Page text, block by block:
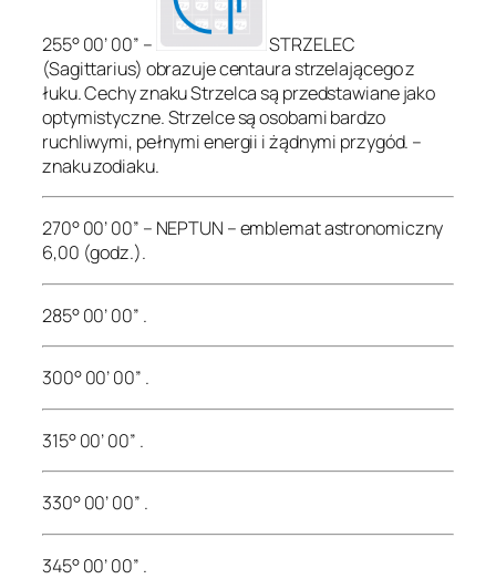
255° 00’ 00” –
STRZELEC
(Sagittarius) obrazuje centaura strzelającego z
łuku. Cechy znaku Strzelca są przedstawiane jako
optymistyczne. Strzelce są osobami bardzo
ruchliwymi, pełnymi energii i żądnymi przygód. –
znaku zodiaku.
270° 00’ 00” – NEPTUN – emblemat astronomiczny
6,00 (godz.).
285° 00’ 00” .
300° 00’ 00” .
315° 00’ 00” .
330° 00’ 00” .
345° 00’ 00” .